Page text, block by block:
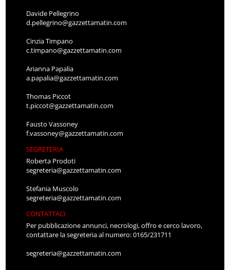
Davide Pellegrino
d.pellegrino@gazzettamatin.com
Cinzia Timpano
c.timpano@gazzettamatin.com
Arianna Papalia
a.papalia@gazzettamatin.com
Thomas Piccot
t.piccot@gazzettamatin.com
Fausto Vassoney
f.vassoney@gazzettamatin.com
SEGRETERIA
Roberta Prodoti
segreteria@gazzettamatin.com
Stefania Muscolo
segreteria@gazzettamatin.com
CONTATTACI
Per pubblicazione annunci, necrologi, offro e cerco lavoro,
contattare la segreteria al numero: 0165/231711
segreteria@gazzettamatin.com